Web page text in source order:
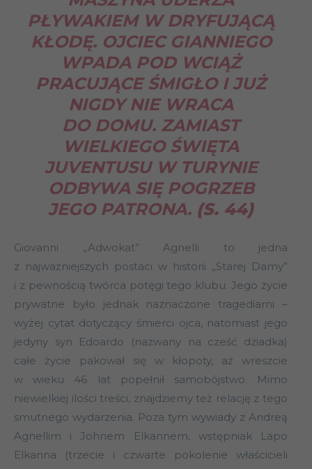
PŁYWAKIEM W DRYFUJĄCĄ
KŁODĘ. OJCIEC GIANNIEGO
WPADA POD WCIĄŻ
PRACUJĄCE ŚMIGŁO I JUŻ
NIGDY NIE WRACA
DO DOMU. ZAMIAST
WIELKIEGO ŚWIĘTA
JUVENTUSU W TURYNIE
ODBYWA SIĘ POGRZEB
JEGO PATRONA. (S. 44)
Giovanni „Adwokat” Agnelli to jedna
z najważniejszych postaci w historii „Starej Damy”
i z pewnością twórca potęgi tego klubu. Jego życie
prywatne było jednak naznaczone tragediami –
wyżej cytat dotyczący śmierci ojca, natomiast jego
jedyny syn Edoardo (nazwany na cześć dziadka)
całe życie pakował się w kłopoty, aż wreszcie
w wieku 46 lat popełnił samobójstwo. Mimo
niewielkiej ilości treści, znajdziemy też relację z tego
smutnego wydarzenia. Poza tym wywiady z Andreą
Agnellim i Johnem Elkannem, wstępniak Lapo
Elkanna (trzecie i czwarte pokolenie właścicieli